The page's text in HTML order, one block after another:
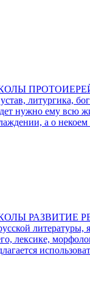
литургика,
нужно ему
а о
РАЗВИТИЕ
лексике,